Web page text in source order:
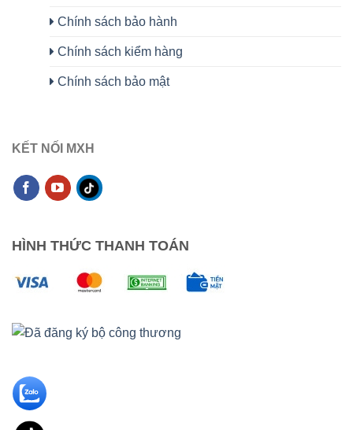
Chính sách bảo hành
Chính sách kiểm hàng
Chính sách bảo mật
KẾT NỐI MXH
HÌNH THỨC THANH TOÁN